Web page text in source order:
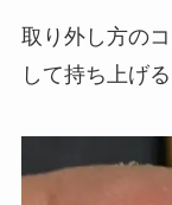
取り外し方の
して持ち上げ